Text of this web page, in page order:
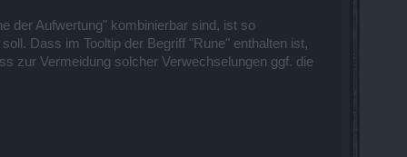
der Aufwertung" kombinierbar sind, ist so
Dass im Tooltip der Begriff "Rune" enthalten ist,
zur Vermeidung solcher Verwechselungen ggf. die